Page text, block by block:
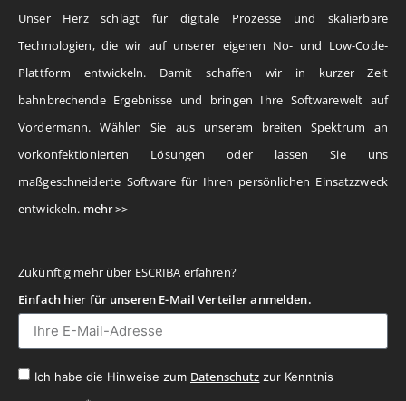
Unser Herz schlägt für digitale Prozesse und skalierbare
Technologien, die wir auf unserer eigenen No- und Low-Code-
Plattform entwickeln. Damit schaffen wir in kurzer Zeit
bahnbrechende Ergebnisse und bringen Ihre Softwarewelt auf
Vordermann. Wählen Sie aus unserem breiten Spektrum an
vorkonfektionierten Lösungen oder lassen Sie uns
maßgeschneiderte Software für Ihren persönlichen Einsatzzweck
entwickeln. mehr >>
Zukünftig mehr über ESCRIBA erfahren?
Einfach hier für unseren E-Mail Verteiler anmelden.
Ich habe die Hinweise zum Datenschutz zur Kenntnis